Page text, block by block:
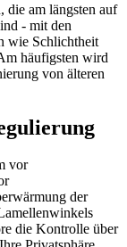
die am längsten auf
- mit den
wie Schlichtheit
häufigsten wird
von älteren
vor
der
die Kontrolle über